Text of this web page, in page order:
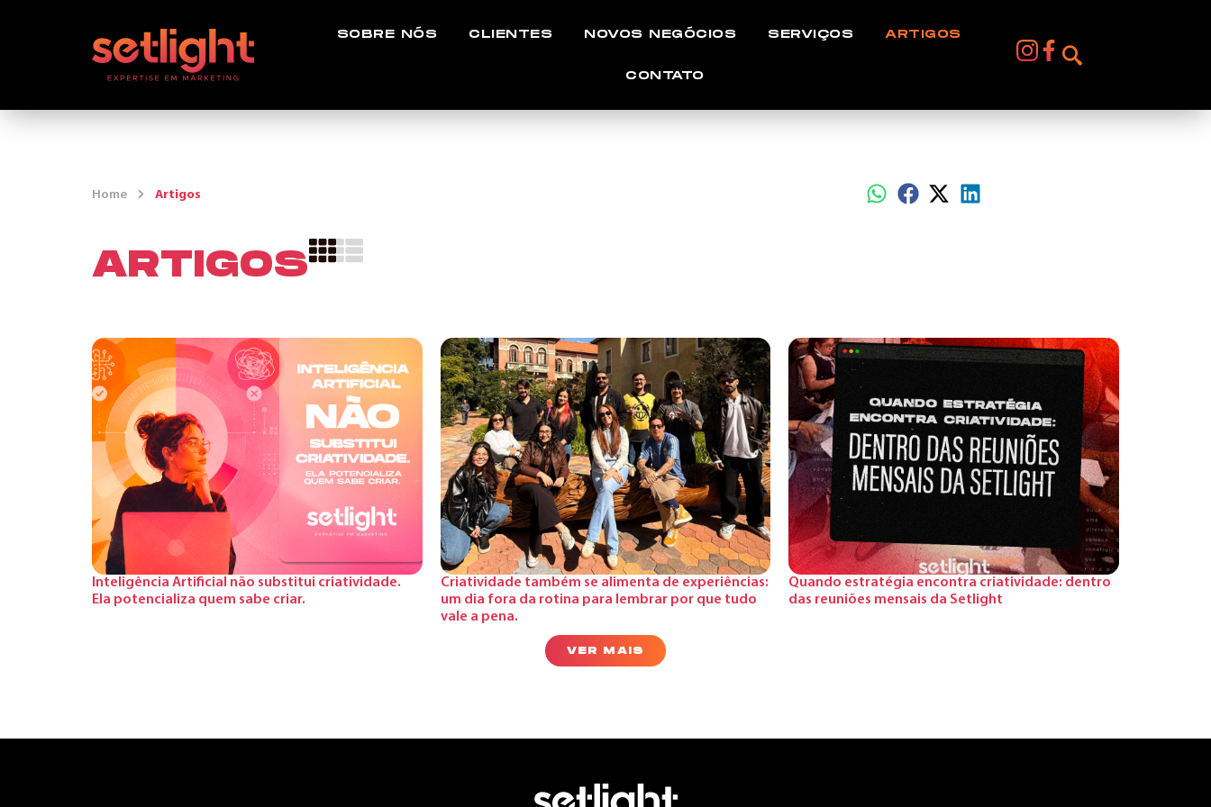
SOBRE NÓS CLIENTES NOVOS NEGÓCIOS SERVIÇOS ARTIGOS
CONTATO
Home Artigos
ARTIGOS
Inteligência Artificial não substitui criatividade.
Ela potencializa quem sabe criar.
Criatividade também se alimenta de experiências:
um dia fora da rotina para lembrar por que tudo
vale a pena.
Quando estratégia encontra criatividade: dentro
das reuniões mensais da Setlight
VER MAIS